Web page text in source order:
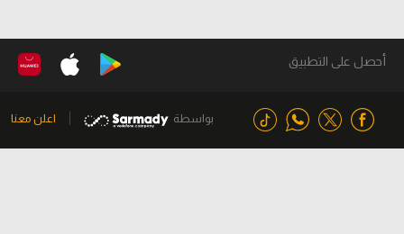
أحصل على التطبيق
بواسطة اعلن معنا